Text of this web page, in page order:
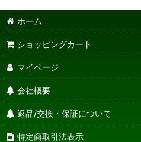
ホーム
ショッピングカート
マイページ
会社概要
返品/交換・保証について
特定商取引法表示